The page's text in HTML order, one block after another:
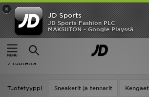
×
JD Sports
JD Sports Fashion PLC
MAKSUTON - Google Playssä
Etusivu
Adidas Adidas Originals Gazelle
Adidas Adidas Originals Gazelle
7 tuotetta
Tuotetyyppi Sneakerit ja tennarit Kengaet
Etusivu
Ale
Uutuudet